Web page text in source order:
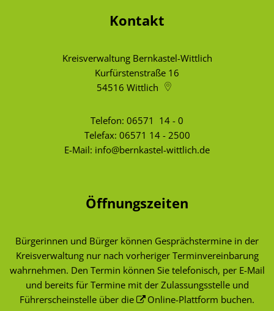
Kontakt
Kreisverwaltung Bernkastel-Wittlich
Kurfürstenstraße 16
54516 Wittlich
Telefon: 06571 14 - 0
Telefax: 06571 14 - 2500
E-Mail: info@bernkastel-wittlich.de
Öffnungszeiten
Bürgerinnen und Bürger können Gesprächstermine in der
Kreisverwaltung nur nach vorheriger Terminvereinbarung
wahrnehmen. Den Termin können Sie telefonisch, per E-Mail
und bereits für Termine mit der Zulassungsstelle und
Führerscheinstelle über die
Online-Plattform buchen.